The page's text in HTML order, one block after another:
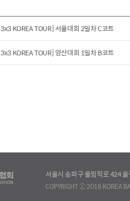
KOREA TOUR] 서울대회 2일차 C코트
KOREA TOUR] 양산대회 1일차 B코트
서울시 송파구 올림픽로 424
COPYRIGHT ⓒ 2018 KOREA